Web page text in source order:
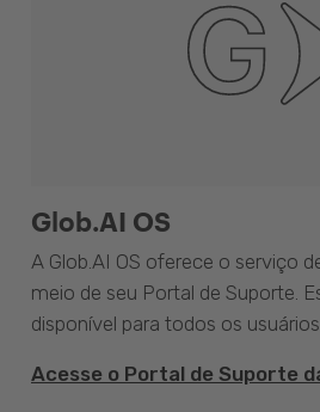
Glob.AI OS
A Glob.AI OS oferece o serviço
meio de seu Portal de Suporte.
disponível para todos os
Acesse o Portal de Suporte